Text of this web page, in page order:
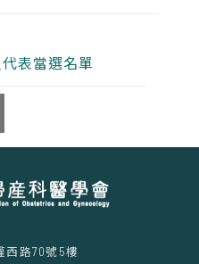
代表當選名單
西路70號5樓